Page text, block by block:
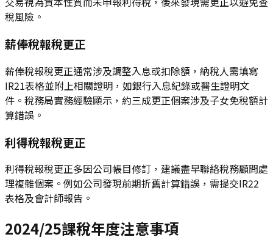
稅風險。
薪俸稅報稅更正
薪俸稅報稅更正通常涉及調整入息或扣除額，納稅人需填寫
IR21表格並附上相關證明，如銀行入息紀錄或醫生證明文
件。稅務局實務經驗顯示，約三成更正個案涉及子女免稅額計
算錯誤。
利得稅報稅更正
利得稅報稅更正多因公司帳目修訂，建議盡早聯絡稅務顧問處
理複雜個案。例如公司發現前期折舊計算錯誤，需提交IR22
表格及會計師報告。
2024/25課稅年度注意事項